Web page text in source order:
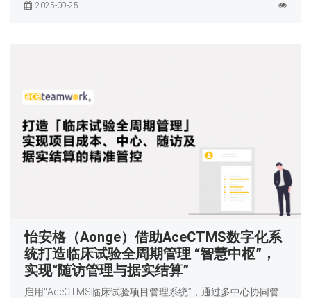
2025-09-25
怡安格（Aonge）借助AceCTMS数字化系
统打造临床试验全周期管理 “智慧中枢”，
实现“随访管理与据实结算”
启用“AceCTMS临床试验项目管理系统”，通过多中心协同管